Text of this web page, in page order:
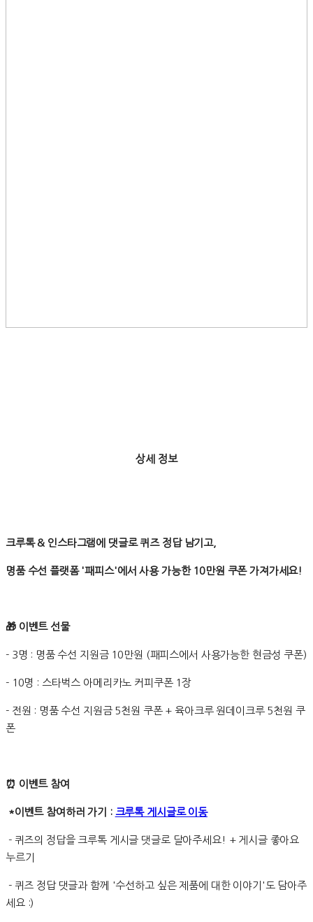
상세 정보
크루톡 & 인스타그램에 댓글로 퀴즈 정답 남기고,
명품 수선 플랫폼 '패피스'에서 사용 가능한 10만원 쿠폰 가져가세요!
🎁 이벤트 선물
- 3명 : 명품 수선 지원금 10만원 (패피스에서 사용가능한 현금성 쿠폰)
- 10명 : 스타벅스 아메리카노 커피쿠폰 1장
- 전원 : 명품 수선 지원금 5천원 쿠폰 + 육아크루 원데이크루 5천원 쿠
폰
⏰ 이벤트 참여
*이벤트 참여하러 가기 : 크루톡 게시글로 이동
- 퀴즈의 정답을 크루톡 게시글 댓글로 달아주세요! + 게시글 좋아요
누르기
- 퀴즈 정답 댓글과 함께 '수선하고 싶은 제품에 대한 이야기'도 담아주
세요 :)